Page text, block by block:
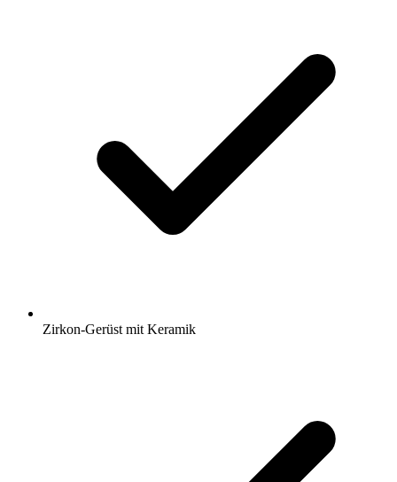
Zirkon-Gerüst mit Keramik